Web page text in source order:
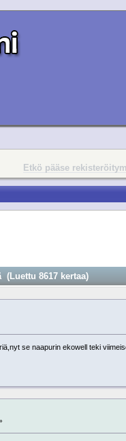
Etkö pääse
8617 kertaa)
se naapurin ekowell teki